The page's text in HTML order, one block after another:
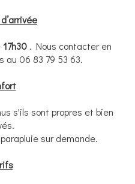
17h30. Nous contacter en
au 06 83 79 53 63.
s'ils sont propres et bien
sur demande.